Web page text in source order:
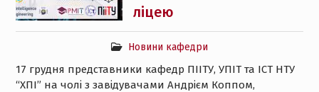
ліцею
Новини кафедри
17 грудня представники кафедр ПІІТУ, УПІТ та ІСТ НТУ
“ХПІ” на чолі з завідувачами Андрієм Коппом,